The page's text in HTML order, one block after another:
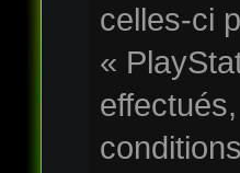
celles-ci
«